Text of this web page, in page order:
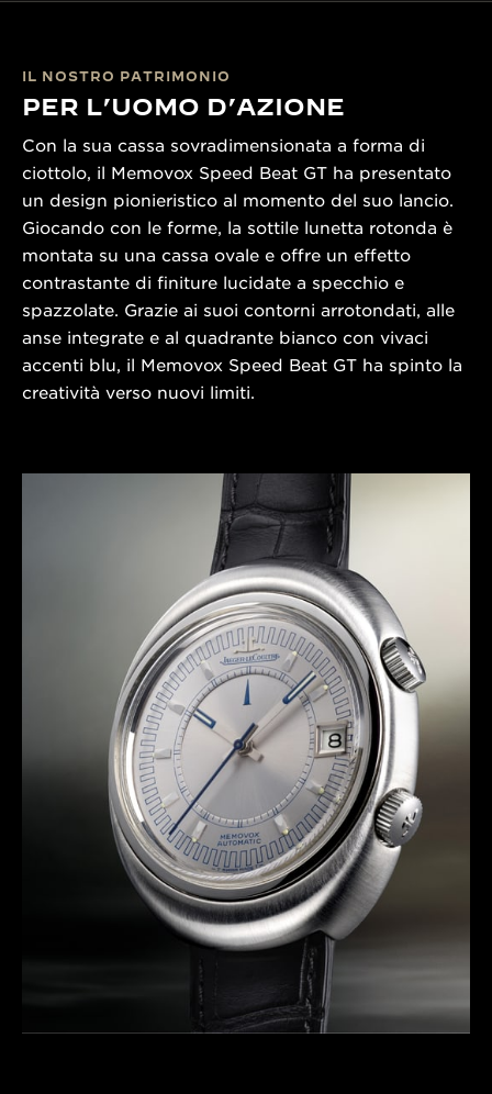
IL NOSTRO PATRIMONIO
PER L’UOMO D’AZIONE
Con la sua cassa sovradimensionata a forma di
ciottolo, il Memovox Speed Beat GT ha presentato
un design pionieristico al momento del suo lancio.
Giocando con le forme, la sottile lunetta rotonda è
montata su una cassa ovale e offre un effetto
contrastante di finiture lucidate a specchio e
spazzolate. Grazie ai suoi contorni arrotondati, alle
anse integrate e al quadrante bianco con vivaci
accenti blu, il Memovox Speed Beat GT ha spinto la
creatività verso nuovi limiti.